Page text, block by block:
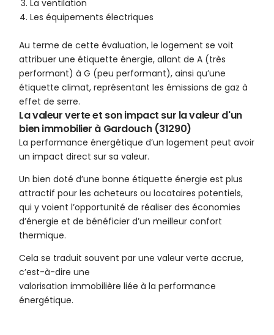
La ventilation
Les équipements électriques
Au terme de cette évaluation, le logement se voit
attribuer une étiquette énergie, allant de A (très
performant) à G (peu performant), ainsi qu’une
étiquette climat, représentant les émissions de gaz à
effet de serre.
La valeur verte et son impact sur la valeur d'un
bien immobilier à Gardouch (31290)
La performance énergétique d’un logement peut avoir
un impact direct sur sa valeur.
Un bien doté d’une bonne étiquette énergie est plus
attractif pour les acheteurs ou locataires potentiels,
qui y voient l’opportunité de réaliser des économies
d’énergie et de bénéficier d’un meilleur confort
thermique.
Cela se traduit souvent par une valeur verte accrue,
c’est-à-dire une
valorisation immobilière liée à la performance
énergétique.